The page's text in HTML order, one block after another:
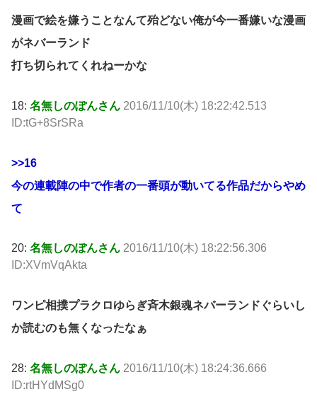
漫画で絵を嫌うことなんて殆どない俺が今一番嫌いな漫画
がネバーランド
打ち切られてくれねーかな
18: 名無しのぽんさん 2016/11/10(木) 18:22:42.513
ID:tG+8SrSRa
>>16
今の連載陣の中で作者の一番頭が動いてる作品だからやめ
て
20: 名無しのぽんさん 2016/11/10(木) 18:22:56.306
ID:XVmVqAkta
ワンピ相撲プラクロゆらぎ斉木銀魂ネバーランドぐらいし
か読むのも無くなったなぁ
28: 名無しのぽんさん 2016/11/10(木) 18:24:36.666
ID:rtHYdMSg0